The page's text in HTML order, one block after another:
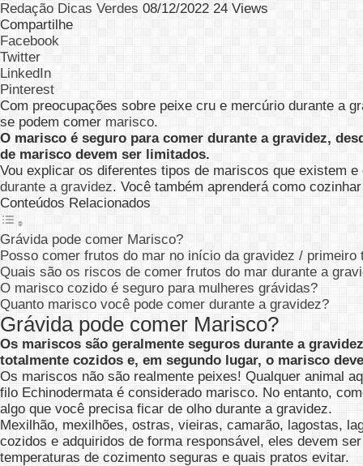
Redação Dicas Verdes 08/12/2022 24 Views
Compartilhe
Facebook
Twitter
LinkedIn
Pinterest
Com preocupações sobre peixe cru e mercúrio durante a
se podem comer marisco.
O marisco é seguro para comer durante a gravidez,
de marisco devem ser limitados.
Vou explicar os diferentes tipos de mariscos que existem
durante a gravidez. Você também aprenderá como
Conteúdos Relacionados
Grávida pode comer Marisco?
Posso comer frutos do mar no início da gravidez / primeiro
Quais são os riscos de comer frutos do mar durante a
O marisco cozido é seguro para mulheres grávidas?
Quanto marisco você pode comer durante a gravidez?
Grávida pode comer Marisco?
Os mariscos são geralmente seguros durante a
totalmente cozidos e, em segundo lugar, o marisco
Os mariscos não são realmente peixes! Qualquer animal
filo Echinodermata é considerado marisco. No entanto,
algo que você precisa ficar de olho durante a gravidez.
Mexilhão, mexilhões, ostras, vieiras, camarão, lagostas,
cozidos e adquiridos de forma responsável, eles devem
temperaturas de cozimento seguras e quais pratos evitar.